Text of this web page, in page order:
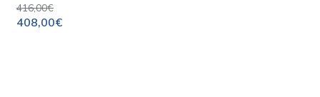
416,00€
408,00€